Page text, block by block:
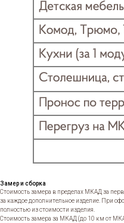
Замер и сборка
Стоимость замера в пределах МКАД за
за каждое дополнительное изделие. При
полностью из стоимости изделия.
Стоимость замера за МКАД (до 10 км от